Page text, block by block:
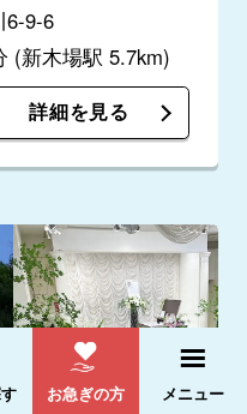
6-9-6
(新木場駅 5.7km)
詳細を見る
電話をかける
お急ぎの方 メニュー